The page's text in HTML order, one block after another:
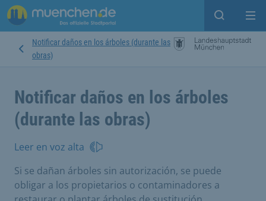
Open
Notificar daños en los árboles (durante las
obras)
Notificar daños en los árboles
(durante las obras)
Leer en voz alta
Si se dañan árboles sin autorización, se puede
obligar a los propietarios o contaminadores a